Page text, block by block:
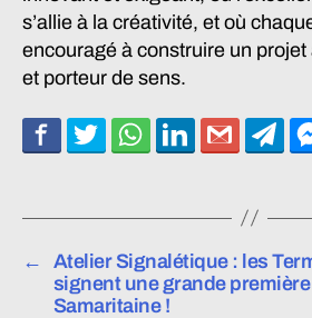
s’allie à la créativité, et où
encouragé à construire un
et porteur de sens.
←
Atelier Signalétique : les
signent une grande
Samaritaine !